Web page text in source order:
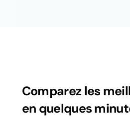
Comparez les
en quelques